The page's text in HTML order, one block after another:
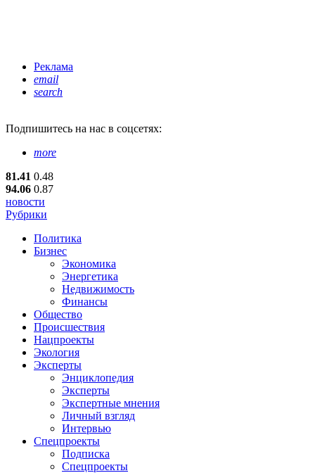
Реклама
email
search
Подпишитесь на нас в соцсетях:
more
81.41 0.48
94.06 0.87
новости
Рубрики
Политика
Бизнес
Экономика
Энергетика
Недвижимость
Финансы
Общество
Происшествия
Нацпроекты
Экология
Эксперты
Энциклопедия
Эксперты
Экспертные мнения
Личный взгляд
Интервью
Спецпроекты
Подписка
Спецпроекты